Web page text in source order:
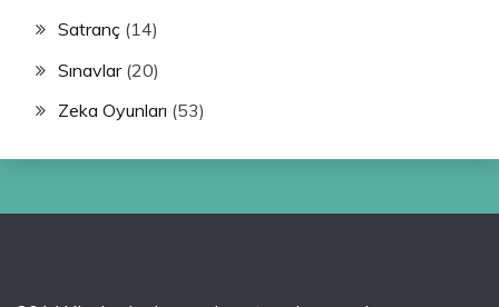
Satranç (14)
Sınavlar(20)
Zeka Oyunları (53)